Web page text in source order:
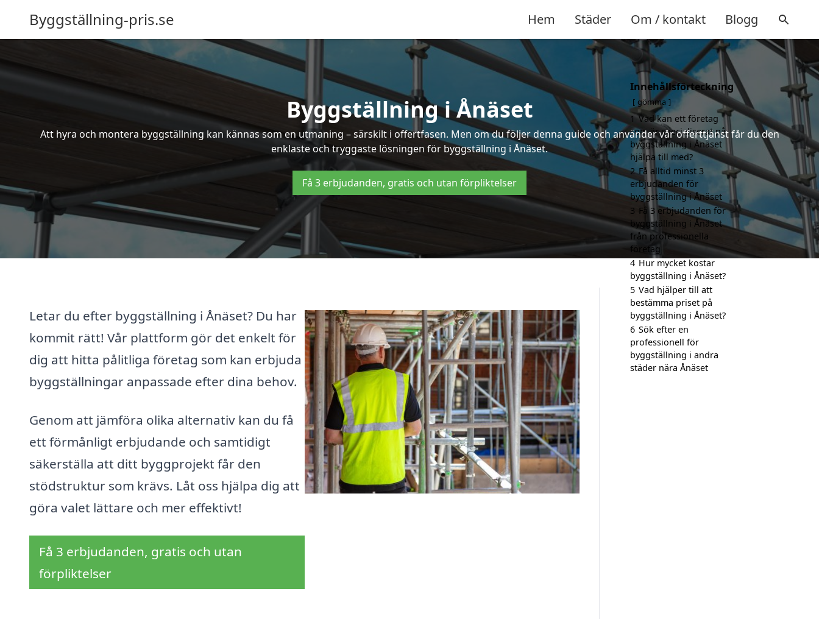
Byggställning-pris.se Hem Städer Om / kontakt Blogg
Byggställning i Ånäset
Att hyra och montera byggställning kan kännas som en utmaning – särskilt i offertfasen. Men om du följer denna guide och använder vår offerttjänst får du den
enklaste och tryggaste lösningen för byggställning i Ånäset.
Få 3 erbjudanden, gratis och utan förpliktelser
Letar du efter byggställning i Ånäset? Du har
kommit rätt! Vår plattform gör det enkelt för
dig att hitta pålitliga företag som kan erbjuda
byggställningar anpassade efter dina behov.
Genom att jämföra olika alternativ kan du få
ett förmånligt erbjudande och samtidigt
säkerställa att ditt byggprojekt får den
stödstruktur som krävs. Låt oss hjälpa dig att
göra valet lättare och mer effektivt!
Få 3 erbjudanden, gratis och utan
förpliktelser
Innehållsförteckning
gömma
1 Vad kan ett företag
som är specialiserat på
byggställning i Ånäset
hjälpa till med?
2 Få alltid minst 3
erbjudanden för
byggställning i Ånäset
3 Få 3 erbjudanden för
byggställning i Ånäset
från professionella
företag
4 Hur mycket kostar
byggställning i Ånäset?
5 Vad hjälper till att
bestämma priset på
byggställning i Ånäset?
6 Sök efter en
professionell för
byggställning i andra
städer nära Ånäset